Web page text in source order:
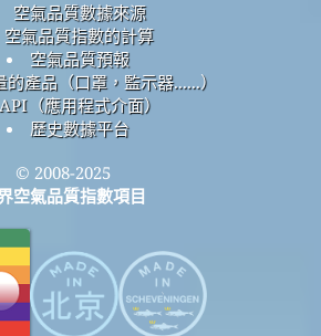
空氣品質數據來源
空氣品質指數的計算
空氣品質預報
的產品（口罩，監示器......）
API（應用程式介面）
歷史數據平台
© 2008-2025
空氣品質指數項目